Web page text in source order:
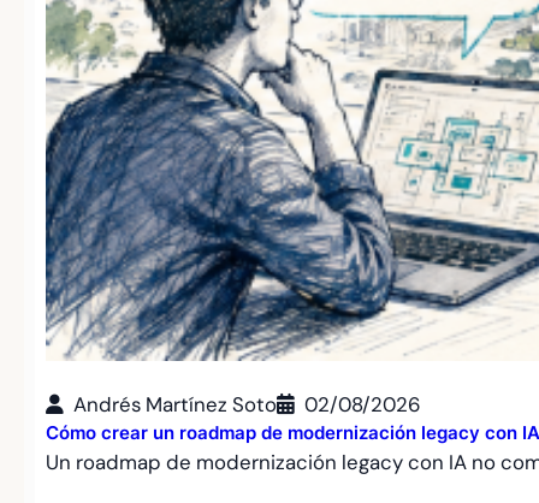
Andrés Martínez Soto 02/08/2026
Cómo crear un roadmap de modernización legacy con
Un roadmap de modernización legacy con IA no